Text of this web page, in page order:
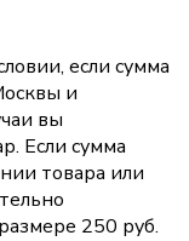
если сумма
и
вы
Если сумма
товара или
250 руб.